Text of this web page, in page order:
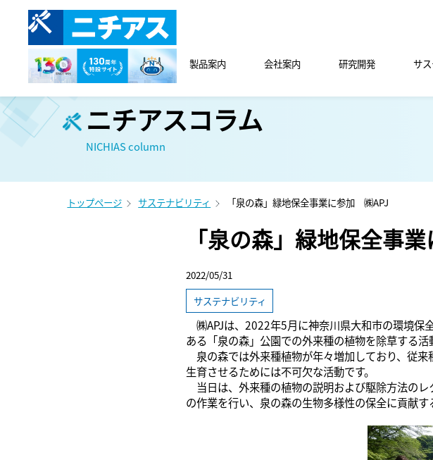
製品案内 会社案内 研究開発 サ
ニチアスコラム
NICHIAS column
トップページ サステナビリティ 「泉の森」緑地保全事業に参加 ㈱APJ
「泉の森」緑地保全事
2022/05/31
サステナビリティ
㈱APJは、2022年5月に神奈川県大和市の環境保
ある「泉の森」公園での外来種の植物を除草する活
泉の森では外来種植物が年々増加しており、従
生育させるためには不可欠な活動です。
当日は、外来種の植物の説明および駆除方法の
の作業を行い、泉の森の生物多様性の保全に貢献す